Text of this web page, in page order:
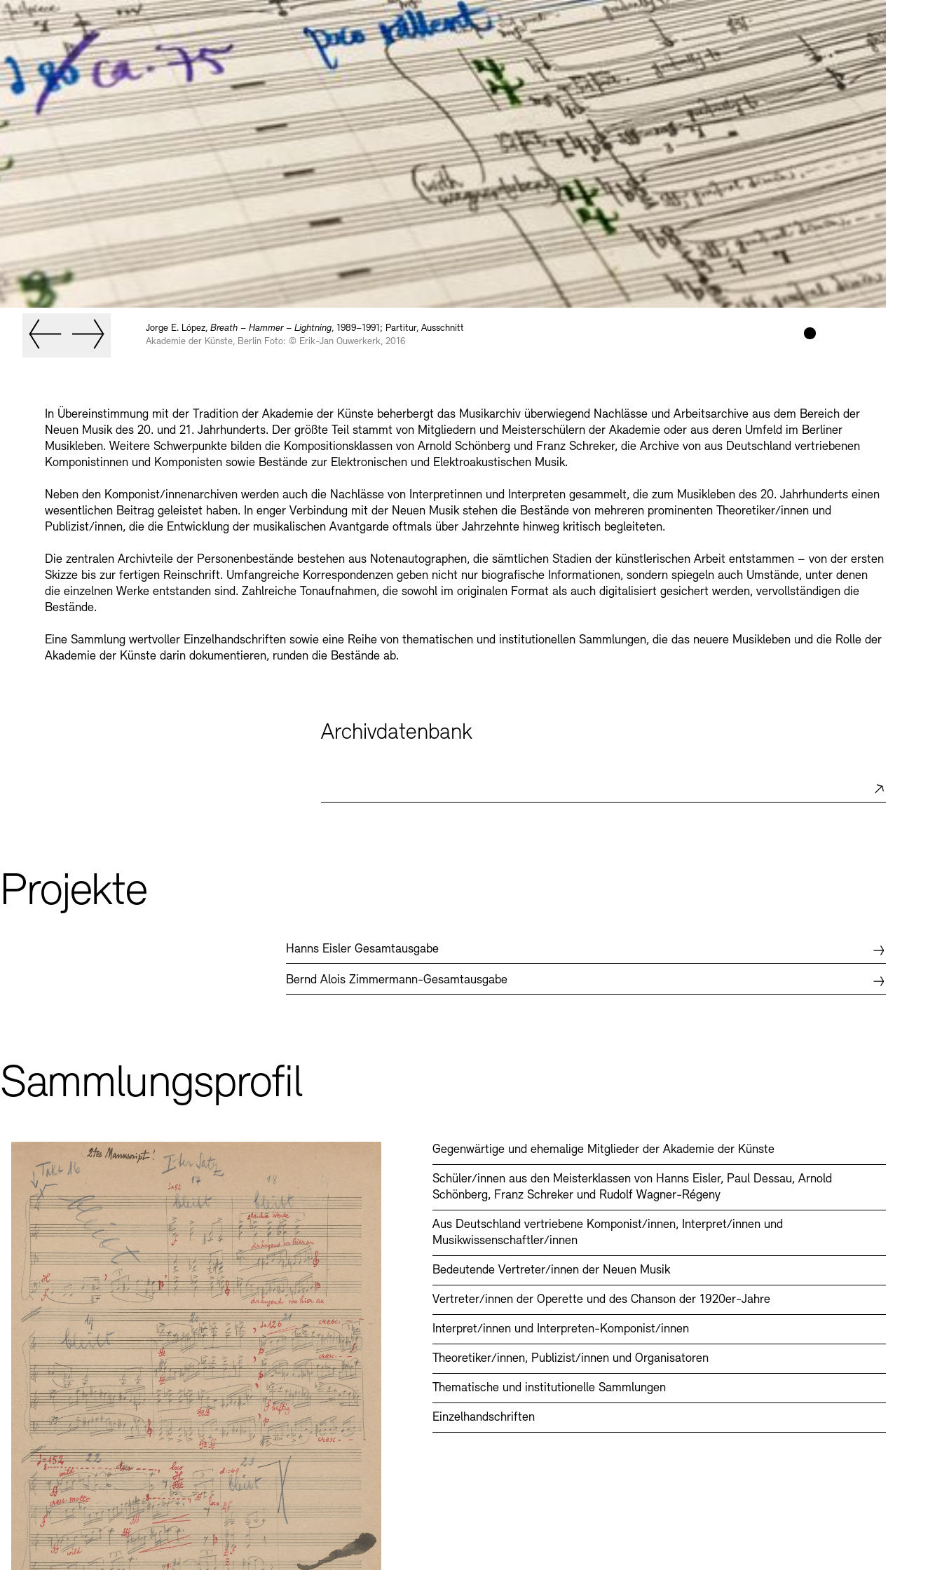
Jorge E. López, Breath – Hammer – Lightning, 1989–1991; Partitur, Ausschnitt
Akademie der Künste, Berlin Foto: © Erik-Jan Ouwerkerk, 2016
In Übereinstimmung mit der Tradition der Akademie der Künste beherbergt das Musikarchiv überwiegend Nachlässe und Arbeitsarchive aus dem Bereich der
Neuen Musik des 20. und 21. Jahrhunderts. Der größte Teil stammt von Mitgliedern und Meisterschülern der Akademie oder aus deren Umfeld im Berliner
Musikleben. Weitere Schwerpunkte bilden die Kompositionsklassen von Arnold Schönberg und Franz Schreker, die Archive von aus Deutschland vertriebenen
Komponistinnen und Komponisten sowie Bestände zur Elektronischen und Elektroakustischen Musik.
Neben den Komponist/innenarchiven werden auch die Nachlässe von Interpretinnen und Interpreten gesammelt, die zum Musikleben des 20. Jahrhunderts einen
wesentlichen Beitrag geleistet haben. In enger Verbindung mit der Neuen Musik stehen die Bestände von mehreren prominenten Theoretiker/innen und
Publizist/innen, die die Entwicklung der musikalischen Avantgarde oftmals über Jahrzehnte hinweg kritisch begleiteten.
Die zentralen Archivteile der Personenbestände bestehen aus Notenautographen, die sämtlichen Stadien der künstlerischen Arbeit entstammen – von der ersten
Skizze bis zur fertigen Reinschrift. Umfangreiche Korrespondenzen geben nicht nur biografische Informationen, sondern spiegeln auch Umstände, unter denen
die einzelnen Werke entstanden sind. Zahlreiche Tonaufnahmen, die sowohl im originalen Format als auch digitalisiert gesichert werden, vervollständigen die
Bestände.
Eine Sammlung wertvoller Einzelhandschriften sowie eine Reihe von thematischen und institutionellen Sammlungen, die das neuere Musikleben und die Rolle der
Akademie der Künste darin dokumentieren, runden die Bestände ab.
Archivdatenbank
Projekte
Hanns Eisler Gesamtausgabe
Bernd Alois Zimmermann-Gesamtausgabe
Sammlungsprofil
Gegenwärtige und ehemalige Mitglieder der Akademie der Künste
Schüler/innen aus den Meisterklassen von Hanns Eisler, Paul Dessau, Arnold
Schönberg, Franz Schreker und Rudolf Wagner-Régeny
Aus Deutschland vertriebene Komponist/innen, Interpret/innen und
Musikwissenschaftler/innen
Bedeutende Vertreter/innen der Neuen Musik
Vertreter/innen der Operette und des Chanson der 1920er-Jahre
Interpret/innen und Interpreten-Komponist/innen
Theoretiker/innen, Publizist/innen und Organisatoren
Thematische und institutionelle Sammlungen
Einzelhandschriften